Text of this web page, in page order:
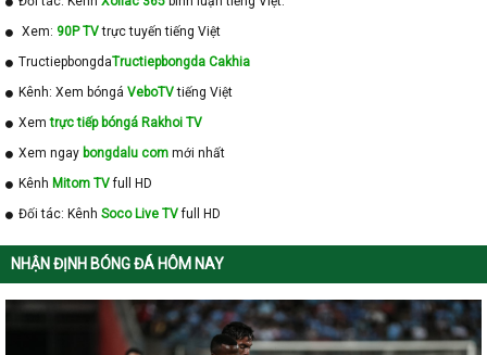
Xem: 90P TVtrực tuyến tiếng Việt
TructiepbongdaTructiepbongda Cakhia
Kênh: Xem bóngá VeboTVtiếng Việt
Xemtrực tiếp bóngá Rakhoi TV
Xem ngay bongdalu com mới nhất
Kênh Mitom TVfull HD
Đối tác: Kênh Soco Live TVfull HD
NHẬN ĐỊNH BÓNG ĐÁ HÔM NAY